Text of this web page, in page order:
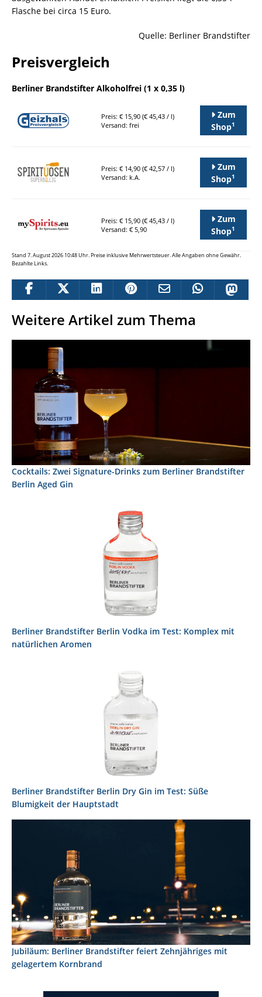
Flasche bei circa 15 Euro.
Quelle: Berliner Brandstifter
Preisvergleich
Berliner Brandstifter Alkoholfrei (1 x 0,35 l)
Preis: € 15,90 (€ 45,43 / l)
Versand: frei
Zum
Shop1
Preis: € 14,90 (€ 42,57 / l)
Versand: k.A.
Zum
Shop1
Preis: € 15,90 (€ 45,43 / l)
Versand: € 5,90
Zum
Shop1
Stand 7. August 2026 10:48 Uhr. Preise inklusive Mehrwertsteuer. Alle Angaben ohne Gewähr.
Bezahlte Links.
Weitere Artikel zum Thema
Cocktails: Zwei Signature-Drinks zum Berliner Brandstifter
Berlin Aged Gin
Berliner Brandstifter Berlin Vodka im Test: Komplex mit
natürlichen Aromen
Berliner Brandstifter Berlin Dry Gin im Test: Süße
Blumigkeit der Hauptstadt
Jubiläum: Berliner Brandstifter feiert Zehnjähriges mit
gelagertem Kornbrand